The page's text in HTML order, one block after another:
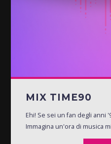
MIX TIME90
Ehi! Se sei un fan degli anni
Immagina un'ora di musica